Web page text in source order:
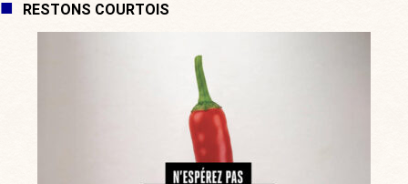
RESTONS COURTOIS